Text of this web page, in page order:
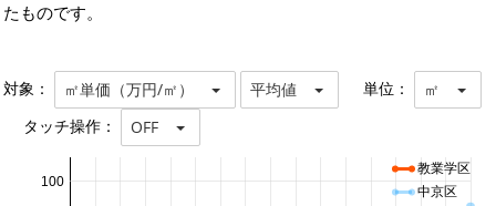
たものです。
対象： ㎡単価（万円/㎡） 平均値 単位： ㎡
タッチ操作： OFF
100
教業学区
中京区